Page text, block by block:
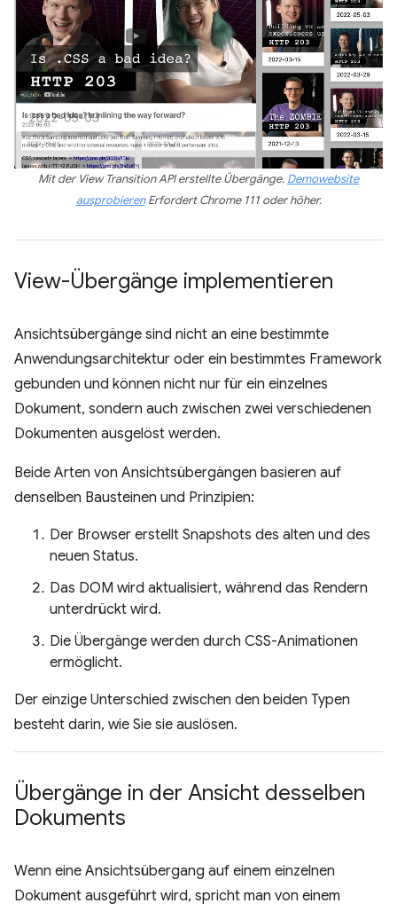
Mit der View Transition API erstellte Übergänge. Demowebsite
ausprobierenErfordert Chrome 111 oder höher.
View-Übergänge implementieren
Ansichtsübergänge sind nicht an eine bestimmte
Anwendungsarchitektur oder ein bestimmtes Framework
gebunden und können nicht nur für ein einzelnes
Dokument, sondern auch zwischen zwei verschiedenen
Dokumenten ausgelöst werden.
Beide Arten von Ansichtsübergängen basieren auf
denselben Bausteinen und Prinzipien:
Der Browser erstellt Snapshots des alten und des
neuen Status.
Das DOM wird aktualisiert, während das Rendern
unterdrückt wird.
Die Übergänge werden durch CSS-Animationen
ermöglicht.
Der einzige Unterschied zwischen den beiden Typen
besteht darin, wie Sie sie auslösen.
Übergänge in der Ansicht desselben
Dokuments
Wenn eine Ansichtsübergang auf einem einzelnen
Dokument ausgeführt wird, spricht man von einem